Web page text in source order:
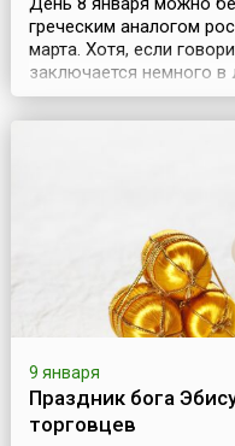
греческим аналогом
марта. Хотя, если
заключается немного в
преимущественно в
Μονοκκλησιά), а также
северной части
Гинайкратия (греч.
9 января
Праздник бога
торговцев